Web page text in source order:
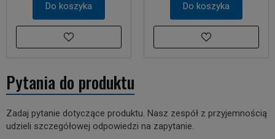
Do koszyka Do koszyka
Pytania do produktu
Zadaj pytanie dotyczące produktu. Nasz zespół z przyjemnością
udzieli szczegółowej odpowiedzi na zapytanie.